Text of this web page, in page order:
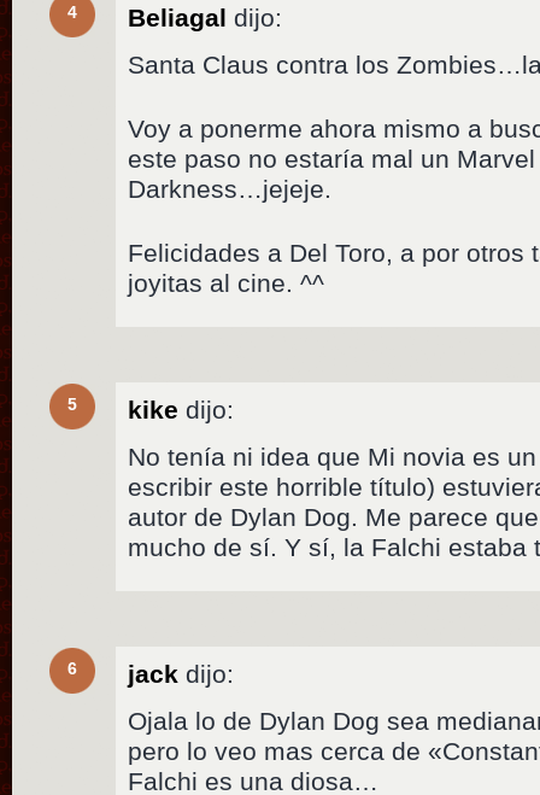
4 Beliagal dijo:
Santa Claus contra los
Voy a ponerme ahora mismo a
este paso no estaría mal un
Darkness…jejeje.
Felicidades a Del Toro, a por otros
joyitas al cine. ^^
5 kike dijo:
No tenía ni idea que Mi novia es
escribir este horrible título)
autor de Dylan Dog. Me parece
mucho de sí. Y sí, la Falchi estaba
6 jack dijo:
Ojala lo de Dylan Dog sea
pero lo veo mas cerca de
Falchi es una diosa…